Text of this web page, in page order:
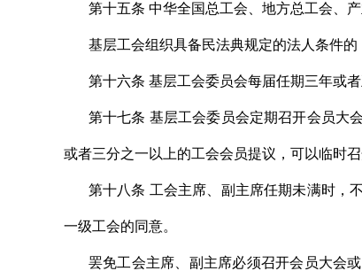
第十五条 中华全国总工会、地方总工会、
基层工会组织具备民法典规定的法人条件的
第十六条 基层工会委员会每届任期三年或
第十七条 基层工会委员会定期召开会员大
或者三分之一以上的工会会员提议，可以临时
第十八条 工会主席、副主席任期未满时，
一级工会的同意。
罢免工会主席、副主席必须召开会员大会